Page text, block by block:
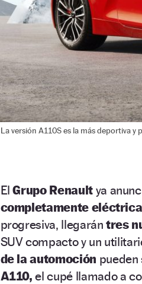
La versión A110S es la más deportiva y
ElGrupo Renaultya
completamente eléctrica
progresiva, llegarántres
SUV compacto y un
de la automoción
A110, el cupé llamado a